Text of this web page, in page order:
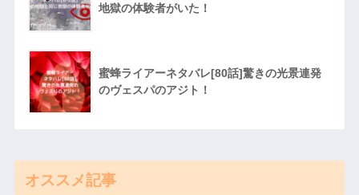
地獄の体験者がいた！
蜜蜂ライアーネタバレ[80話]驚きの光景連発
のヴェスパのアジト！
オススメ記事